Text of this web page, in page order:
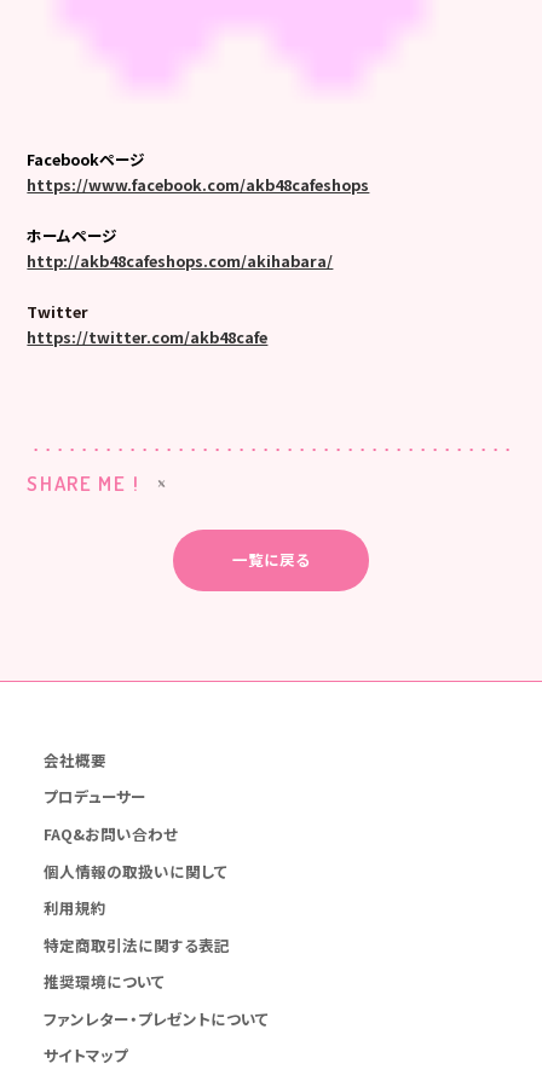
Facebookページ
https://www.facebook.com/akb48cafeshops
ホームページ
http://akb48cafeshops.com/akihabara/
Twitter
https://twitter.com/akb48cafe
SHARE ME !
一覧に戻る
会社概要
プロデューサー
FAQ&お問い合わせ
個人情報の取扱いに関して
利用規約
特定商取引法に関する表記
推奨環境について
ファンレター・プレゼントについて
サイトマップ